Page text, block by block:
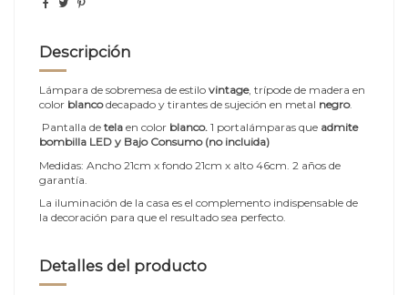
Descripción
Lámpara de sobremesa de estilo vintage, trípode de madera en
color blancodecapado y tirantes de sujeción en metal negro.
Pantalla de tela en color blanco. 1 portalámparas que admite
bombilla LED y Bajo Consumo (no incluida)
Medidas: Ancho 21cm x fondo 21cm x alto 46cm. 2 años de
garantía.
La iluminación de la casa es el complemento indispensable de
la decoración para que el resultado sea perfecto.
Detalles del producto